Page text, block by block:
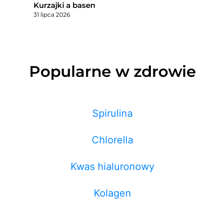
Kurzajki a basen
31 lipca 2026
Popularne w zdrowie
Spirulina
Chlorella
Kwas hialuronowy
Kolagen